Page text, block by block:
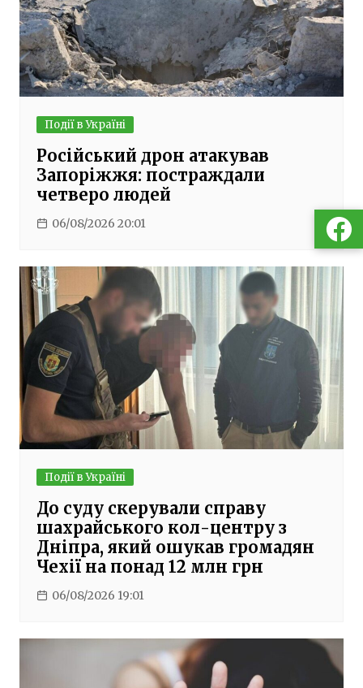
Події в Україні
Російський дрон атакував
Запоріжжя: постраждали
четверо людей
06/08/2026 20:01
Події в Україні
До суду скерували справу
шахрайського кол-центру з
Дніпра, який ошукав громадян
Чехії на понад 12 млн грн
06/08/2026 19:01